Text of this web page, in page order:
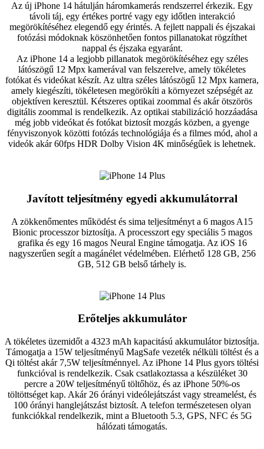
Az új iPhone 14 hátulján háromkamerás rendszerrel érkezik. Egy
távoli táj, egy értékes portré vagy egy időtlen interakció
megörökítéséhez elegendő egy érintés. A fejlett nappali és éjszakai
fotózási módoknak köszönhetően fontos pillanatokat rögzíthet
nappal és éjszaka egyaránt.
Az iPhone 14 a legjobb pillanatok megörökítéséhez egy széles
látószögű 12 Mpx kamerával van felszerelve, amely tökéletes
fotókat és videókat készít. Az ultra széles látószögű 12 Mpx kamera,
amely kiegészíti, tökéletesen megörökíti a környezet szépségét az
objektíven keresztül. Kétszeres optikai zoommal és akár ötszörös
digitális zoommal is rendelkezik. Az optikai stabilizáció hozzáadása
még jobb videókat és fotókat biztosít mozgás közben, a gyenge
fényviszonyok közötti fotózás technológiája és a filmes mód, ahol a
videók akár 60fps HDR Dolby Vision 4K minőségűek is lehetnek.
Javított teljesítmény egyedi akkumulátorral
A zökkenőmentes működést és sima teljesítményt a 6 magos A15
Bionic processzor biztosítja. A processzort egy speciális 5 magos
grafika és egy 16 magos Neural Engine támogatja. Az iOS 16
nagyszerűen segít a magánélet védelmében. Elérhető 128 GB, 256
GB, 512 GB belső tárhely is.
Erőteljes akkumulátor
A tökéletes üzemidőt a 4323 mAh kapacitású akkumulátor biztosítja.
Támogatja a 15W teljesítményű MagSafe vezeték nélküli töltést és a
Qi töltést akár 7,5W teljesítménnyel. Az iPhone 14 Plus gyors töltési
funkcióval is rendelkezik. Csak csatlakoztassa a készüléket 30
percre a 20W teljesítményű töltőhöz, és az iPhone 50%-os
töltöttséget kap. Akár 26 órányi videólejátszást vagy streamelést, és
100 órányi hanglejátszást biztosít. A telefon természetesen olyan
funkciókkal rendelkezik, mint a Bluetooth 5.3, GPS, NFC és 5G
hálózati támogatás.